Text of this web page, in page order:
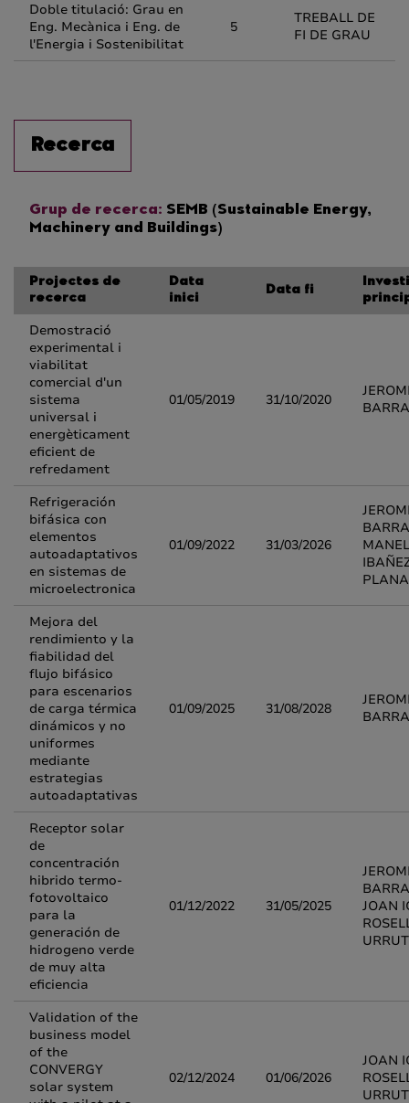
Doble titulació: Grau en
Eng. Mecànica i Eng. de
l'Energia i Sostenibilitat
5
TREBALL DE
FI DE GRAU
Recerca
Grup de recerca: SEMB (Sustainable Energy,
Machinery and Buildings)
Projectes de
recerca
Data
inici
Data fi
Demostració
experimental i
viabilitat
comercial d'un
sistema
universal i
energèticament
eficient de
refredament
01/05/2019 31/10/2020
Refrigeración
bifásica con
elementos
autoadaptativos
en sistemas de
microelectronica
01/09/2022 31/03/2026
MANEL
PLANA
Mejora del
rendimiento y la
fiabilidad del
flujo bifásico
para escenarios
de carga térmica
dinámicos y no
uniformes
mediante
estrategias
autoadaptativas
01/09/2025 31/08/2028
Receptor solar
de
concentración
hibrido termo-
fotovoltaico
para la
generación de
hidrogeno verde
de muy alta
eficiencia
01/12/2022 31/05/2025
JOAN
Validation of the
business model
of the
CONVERGY
solar system
02/12/2024 01/06/2026
JOAN